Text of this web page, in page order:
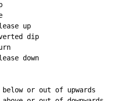
up
dip
down
or out of upwards